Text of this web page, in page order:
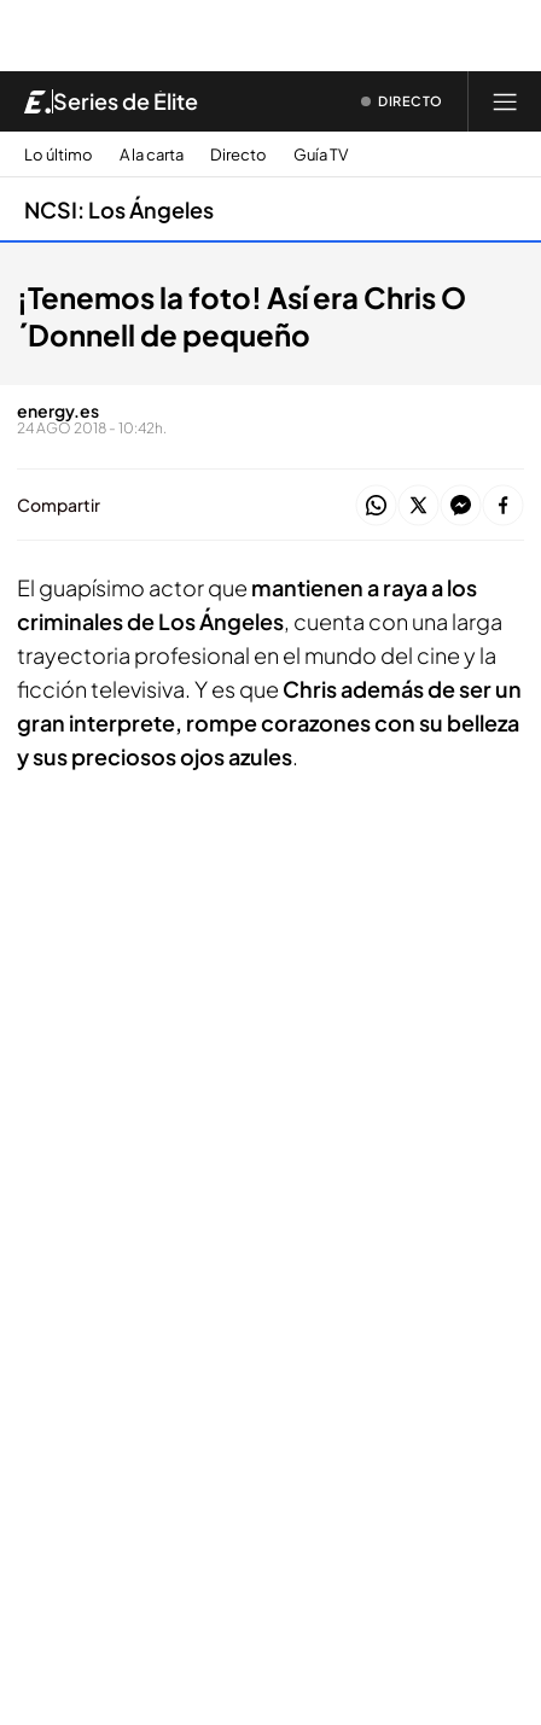
Series de Élite DIRECTO
Lo último A la carta Directo Guía TV
NCSI: Los Ángeles
¡Tenemos la foto! Así era Chris O
´Donnell de pequeño
energy.es
24 AGO 2018 - 10:42h.
Compartir
El guapísimo actor que mantienen a raya a los
criminales de Los Ángeles, cuenta con una larga
trayectoria profesional en el mundo del cine y la
ficción televisiva. Y es que Chris además de ser un
gran interprete, rompe corazones con su belleza
y sus preciosos ojos azules.